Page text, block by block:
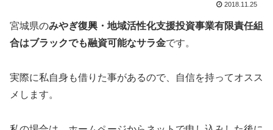
2018.11.25
宮城県のみやぎ復興・地域活性化支援投資事業有限責任組
合はブラックでも融資可能なサラ金です。
実際に私自身も借りた事があるので、自信を持ってオスス
メします。